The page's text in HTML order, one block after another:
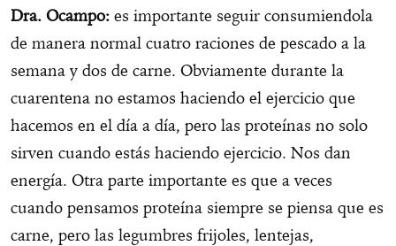
Dra. Ocampo: es importante seguir consumiendola
de manera normal cuatro raciones de pescado a la
semana y dos de carne. Obviamente durante la
cuarentena no estamos haciendo el ejercicio que
hacemos en el día a día, pero las proteínas no solo
sirven cuando estás haciendo ejercicio. Nos dan
energía. Otra parte importante es que a veces
cuando pensamos proteína siempre se piensa que es
carne, pero las legumbres frijoles, lentejas,